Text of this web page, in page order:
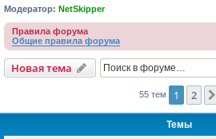
Модератор: NetSkipper
Правила форума
Общие правила форума
Новая тема
Новаятема
55 тем 1 2
Темы